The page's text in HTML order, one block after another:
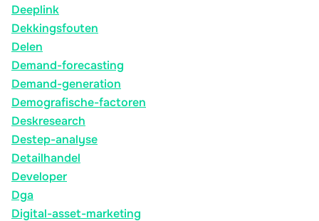
Deeplink
Dekkingsfouten
Delen
Demand-forecasting
Demand-generation
Demografische-factoren
Deskresearch
Destep-analyse
Detailhandel
Developer
Dga
Digital-asset-marketing